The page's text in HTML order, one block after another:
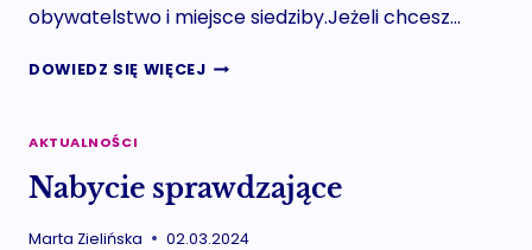
obywatelstwo i miejsce siedziby.Jeżeli chcesz…
DOWIEDZ SIĘ WIĘCEJSPÓŁKA
S24)
AKTUALNOŚCI
Nabycie sprawdzające
Marta Zielińska 02.03.2024